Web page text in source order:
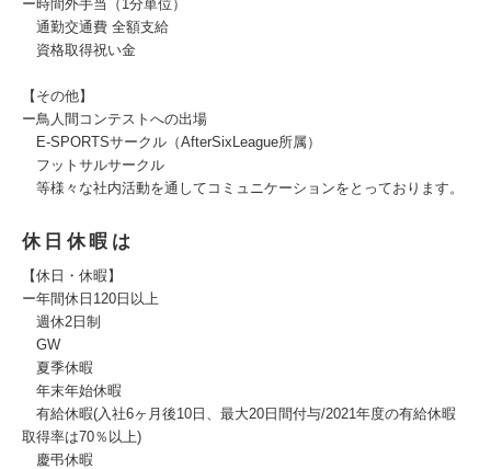
ー時間外手当（1分単位）
通勤交通費 全額支給
資格取得祝い金
【その他】
ー鳥人間コンテストへの出場
E-SPORTSサークル（AfterSixLeague所属）
フットサルサークル
等様々な社内活動を通してコミュニケーションをとっております。
休日休暇は
【休日・休暇】
ー年間休日120日以上
週休2日制
GW
夏季休暇
年末年始休暇
有給休暇(入社6ヶ月後10日、最大20日間付与/2021年度の有給休暇
取得率は70％以上)
慶弔休暇